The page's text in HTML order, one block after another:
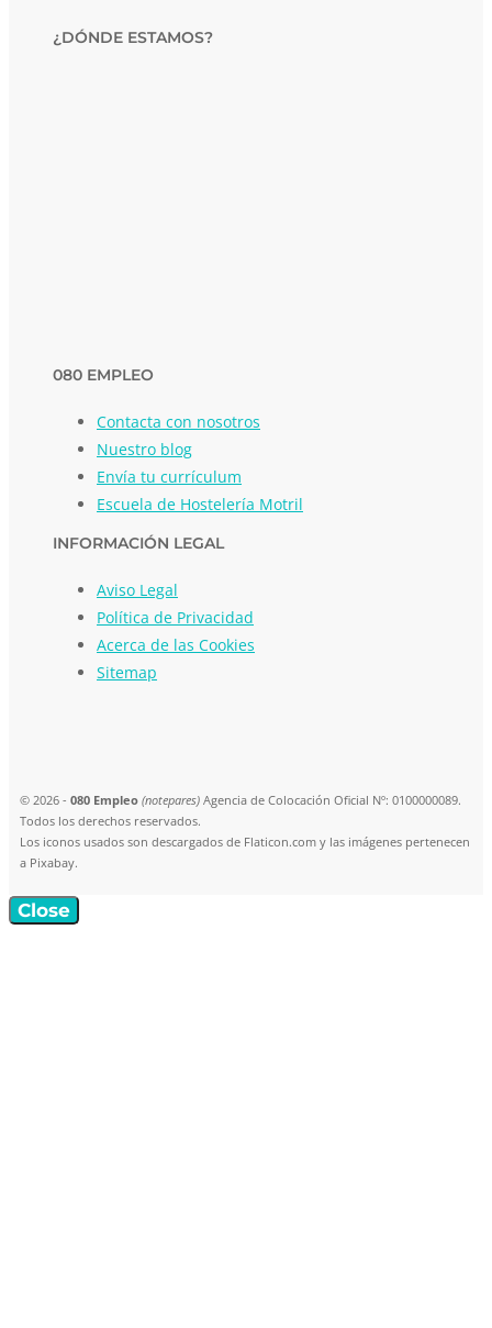
¿DÓNDE ESTAMOS?
080 EMPLEO
Contacta con nosotros
Nuestro blog
Envía tu currículum
Escuela de Hostelería Motril
INFORMACIÓN LEGAL
Aviso Legal
Política de Privacidad
Acerca de las Cookies
Sitemap
© 2026 - 080 Empleo (notepares) Agencia de Colocación Oficial Nº: 0100000089.
Todos los derechos reservados.
Los iconos usados son descargados de Flaticon.com y las imágenes pertenecen
a Pixabay.
Close